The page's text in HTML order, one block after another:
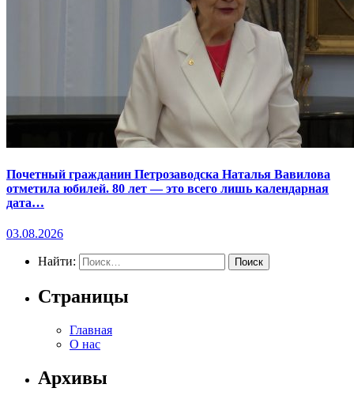
Почетный гражданин Петрозаводска Наталья Вавилова
отметила юбилей. 80 лет — это всего лишь календарная
дата…
03.08.2026
Найти:
Страницы
Главная
О нас
Архивы